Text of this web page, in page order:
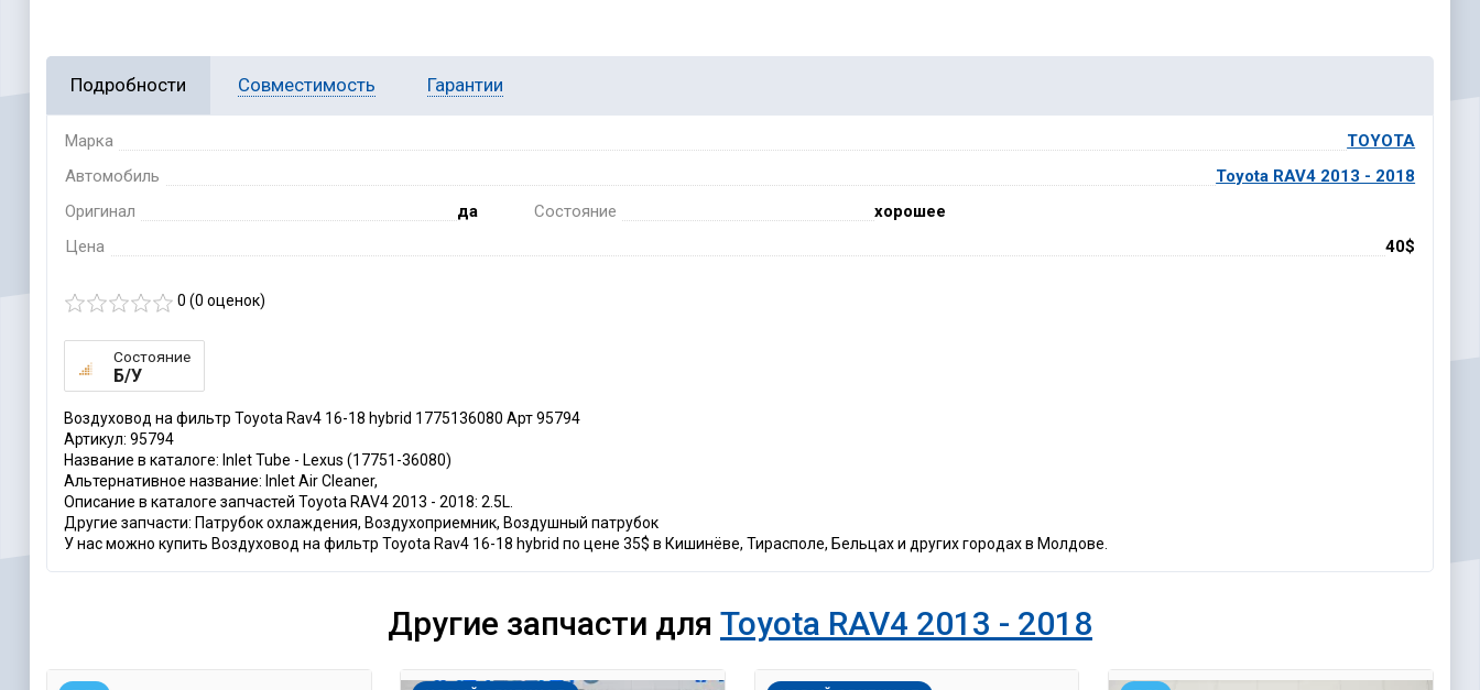
Подробности Совместимость Гарантии
Марка
TOYOTA
Автомобиль
Toyota RAV4 2013 - 2018
Оригинал
да Состояние
хорошее
Цена
40$
0 (0 оценок)
Состояние
Б/У
Воздуховод на фильтр Toyota Rav4 16-18 hybrid 1775136080 Арт 95794
Артикул: 95794
Название в каталоге: Inlet Tube - Lexus (17751-36080)
Альтернативное название: Inlet Air Cleaner,
Описание в каталоге запчастей Toyota RAV4 2013 - 2018: 2.5L.
Другие запчасти: Патрубок охлаждения, Воздухоприемник, Воздушный патрубок
У нас можно купить Воздуховод на фильтр Toyota Rav4 16-18 hybrid по цене 35$ в Кишинёве, Тирасполе, Бельцах и других городах в Молдове.
Другие запчасти для Toyota RAV4 2013 - 2018